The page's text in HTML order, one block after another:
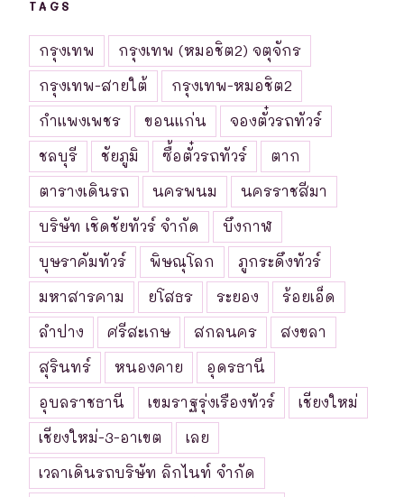
TAGS
กรุงเทพ
กรุงเทพ (หมอชิต2) จตุจักร
กรุงเทพ-สายใต้
กรุงเทพ-หมอชิต2
กำแพงเพชร
ขอนแก่น
จองตั๋วรถทัวร์
ชลบุรี
ชัยภูมิ ซื้อตั๋วรถทัวร์
ตาก
ตารางเดินรถ
นครพนม
นครราชสีมา
บริษัท เชิดชัยทัวร์ จำกัด
บึงกาฬ
บุษราคัมทัวร์
พิษณุโลก
ภูกระดึงทัวร์
มหาสารคาม
ยโสธร ระยอง
ร้อยเอ็ด
ลำปาง
ศรีสะเกษ สกลนคร
สงขลา
สุรินทร์
หนองคาย
อุดรธานี
อุบลราชธานี
เขมราฐรุ่งเรืองทัวร์
เชียงใหม่
เชียงใหม่-3-อาเขต
เลย
เวลาเดินรถบริษัท ลิกไนท์ จำกัด